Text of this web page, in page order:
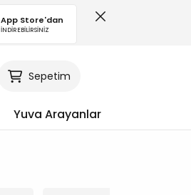
App Store'dan
İNDİREBİLİRSİNİZ
Sepetim
Yuva Arayanlar